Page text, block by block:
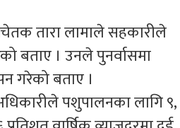
तारा लामाले सहकारीले
बताए । उनले पुनर्वासमा
गरेको बताए ।
पशुपालनका लागि ९,